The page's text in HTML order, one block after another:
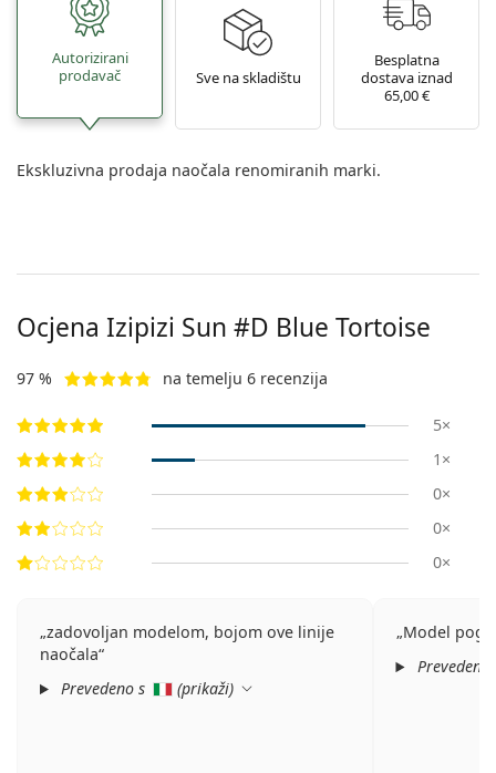
Autorizirani
prodavač
Sve na skladištu
Besplatna
dostava iznad
65,00 €
Ekskluzivna prodaja naočala renomiranih marki.
Ocjena Izipizi Sun #D Blue Tortoise
97 % na temelju 6 recenzija
5×
1×
0×
0×
0×
zadovoljan modelom, bojom ove linije
naočala
Prevedeno s
(prikaži)
Model